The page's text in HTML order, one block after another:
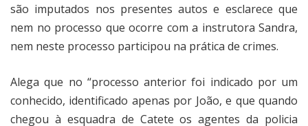
são imputados nos presentes autos e esclarece que
nem no processo que ocorre com a instrutora Sandra,
nem neste processo participou na prática de crimes.
Alega que no “processo anterior foi indicado por um
conhecido, identificado apenas por João, e que quando
chegou à esquadra de Catete os agentes da policia